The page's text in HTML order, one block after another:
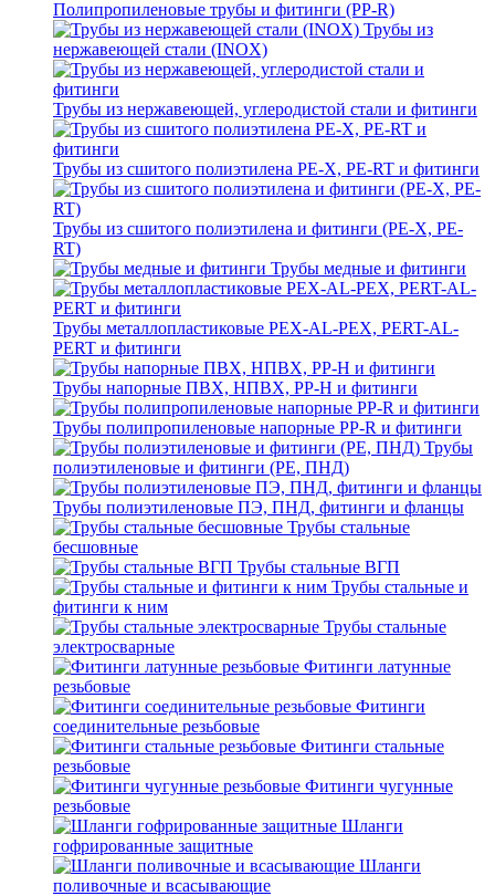
Полипропиленовые трубы и фитинги (PP-R)
Трубы из
нержавеющей стали (INOX)
Трубы из нержавеющей, углеродистой стали и фитинги
Трубы из сшитого полиэтилена PE-X, PE-RT и фитинги
Трубы из сшитого полиэтилена и фитинги (PE-X, PE-
RT)
Трубы медные и фитинги
Трубы металлопластиковые PEX-AL-PEX, PERT-AL-
PERT и фитинги
Трубы напорные ПВХ, НПВХ, PP-H и фитинги
Трубы полипропиленовые напорные PP-R и фитинги
Трубы
полиэтиленовые и фитинги (PE, ПНД)
Трубы полиэтиленовые ПЭ, ПНД, фитинги и фланцы
Трубы стальные
бесшовные
Трубы стальные ВГП
Трубы стальные и
фитинги к ним
Трубы стальные
электросварные
Фитинги латунные
резьбовые
Фитинги
соединительные резьбовые
Фитинги стальные
резьбовые
Фитинги чугунные
резьбовые
Шланги
гофрированные защитные
Шланги
поливочные и всасывающие